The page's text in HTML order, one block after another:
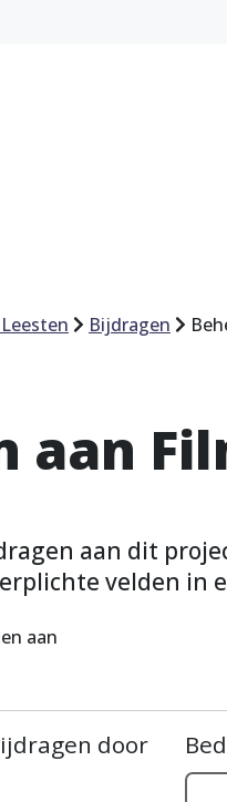
Bijdragen
aan
aan dit
velden in
aan
door